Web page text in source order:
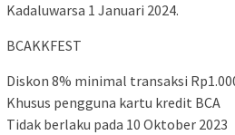
Kadaluwarsa 1 Januari 2024.
BCAKKFEST
Diskon 8% minimal transaksi
Khusus pengguna kartu kredit BCA
Tidak berlaku pada 10 Oktober 2023